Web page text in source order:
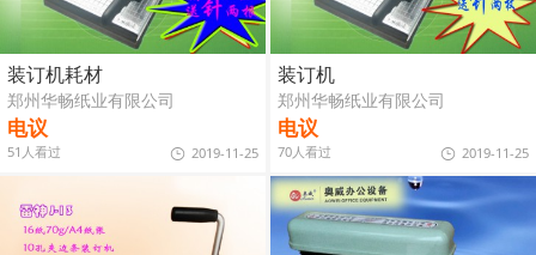
装订机耗材
郑州华畅纸业有限公司
电议
51人看过 2019-11-25
装订机
郑州华畅纸业有限公司
电议
70人看过 2019-11-25